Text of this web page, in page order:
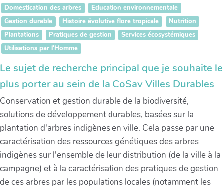
Domestication des arbres
Education environnementale
Gestion durable
Histoire évolutive flore tropicale
Nutrition
Plantations
Pratiques de gestion
Services écosystémiques
Utilisations par l'Homme
Le sujet de recherche principal que je souhaite le
plus porter au sein de la CoSav Villes Durables
Conservation et gestion durable de la biodiversité,
solutions de développement durables, basées sur la
plantation d'arbres indigènes en ville. Cela passe par une
caractérisation des ressources génétiques des arbres
indigènes sur l'ensemble de leur distribution (de la ville à la
campagne) et à la caractérisation des pratiques de gestion
de ces arbres par les populations locales (notamment les